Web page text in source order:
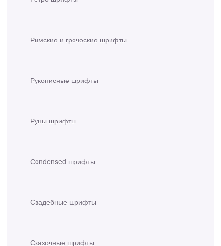
Римские и греческие шрифты
Рукописные шрифты
Руны шрифты
Сondensed шрифты
Свадебные шрифты
Сказочные шрифты